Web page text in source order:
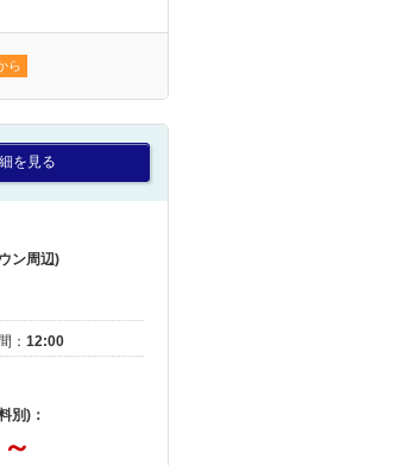
ら
を見る
ン周辺)
： 12:00
別)：
～